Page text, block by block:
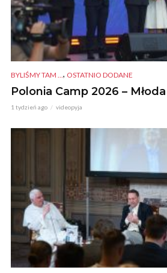
BYLIŚMY TAM ... , OSTATNIO DODANE
Polonia Camp 2026 –
1 tydzień ago videopyja